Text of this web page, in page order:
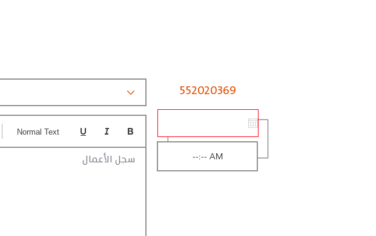
سجل الأعمال
Normal Text
552020369